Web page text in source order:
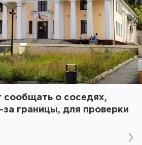
сообщать о соседях,
за границы, для проверки